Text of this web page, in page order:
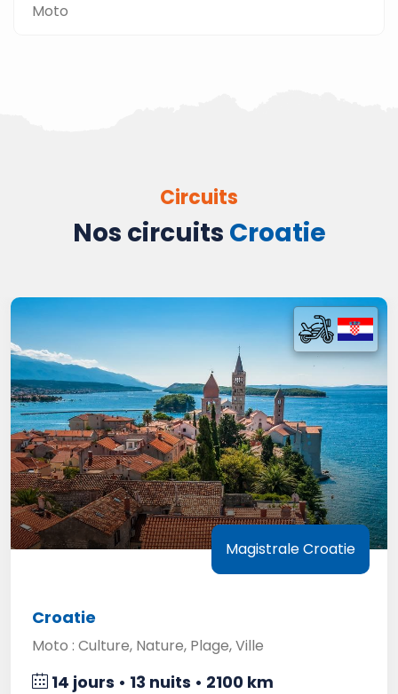
Moto
Circuits
Nos circuits Croatie
Magistrale Croatie
Croatie
Moto : Culture, Nature, Plage, Ville
14 jours • 13 nuits • 2100 km